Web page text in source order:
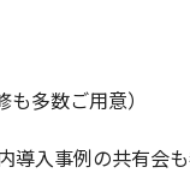
多数ご用意）
入事例の共有会も